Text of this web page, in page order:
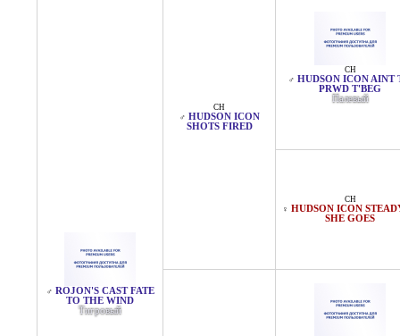
♂ ROJON'S CAST FATE
TO THE WIND
Тигровый
CH
♂ HUDSON ICON
SHOTS FIRED
CH
♂ HUDSON ICON AINT
PRWD T'BEG
Палевый
CH
♀ HUDSON ICON
SHE GOES